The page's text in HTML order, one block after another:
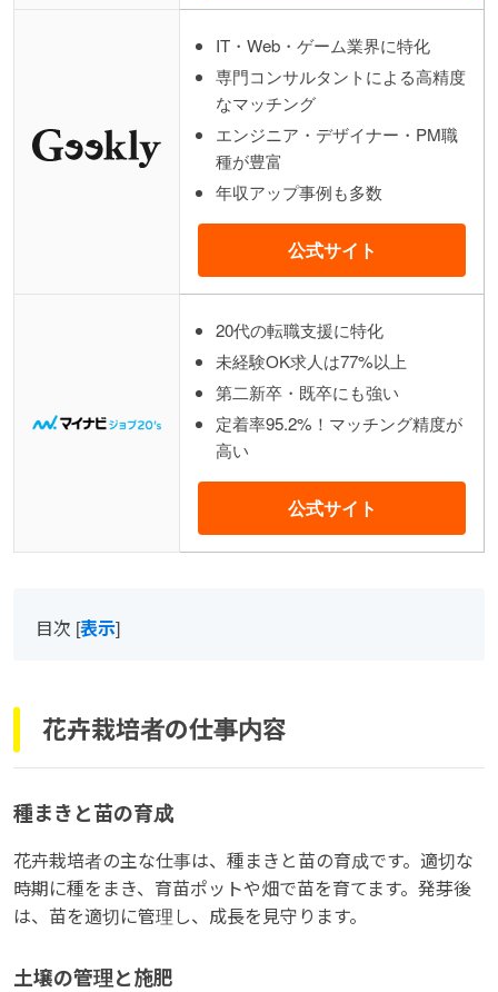
IT・Web・ゲーム業界に特化
専門コンサルタントによる高精度
なマッチング
エンジニア・デザイナー・PM職
種が豊富
年収アップ事例も多数
公式サイト
20代の転職支援に特化
未経験OK求人は77%以上
第二新卒・既卒にも強い
定着率95.2%！マッチング精度が
高い
公式サイト
目次 [表示]
花卉栽培者の仕事内容
種まきと苗の育成
花卉栽培者の主な仕事は、種まきと苗の育成です。適切な
時期に種をまき、育苗ポットや畑で苗を育てます。発芽後
は、苗を適切に管理し、成長を見守ります。
土壌の管理と施肥